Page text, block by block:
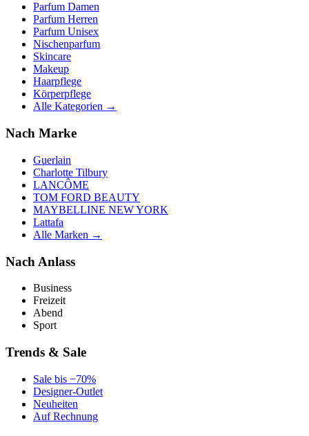
Parfum Damen
Parfum Herren
Parfum Unisex
Nischenparfum
Skincare
Makeup
Haarpflege
Körperpflege
Alle Kategorien →
Nach Marke
Guerlain
Charlotte Tilbury
LANCÔME
TOM FORD BEAUTY
MAYBELLINE NEW YORK
Lattafa
Alle Marken →
Nach Anlass
Business
Freizeit
Abend
Sport
Trends & Sale
Sale bis −70%
Designer-Outlet
Neuheiten
Auf Rechnung